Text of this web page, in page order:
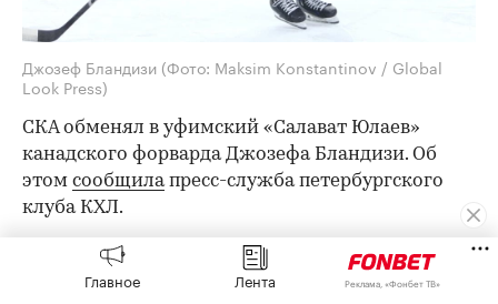
Джозеф Бландизи (Фото: Maksim Konstantinov / Global
Look Press)
СКА обменял в уфимский «Салават Юлаев»
канадского форварда Джозефа Бландизи. Об
этом сообщилапресс-служба петербургского
клуба КХЛ.
Взамен СКА получил спортивные права на
вратаря Даниила Тарасова, который сейчас
Главное Лента Реклама, «Фонбет ТВ»